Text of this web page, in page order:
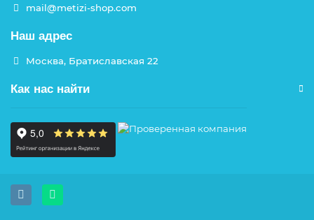
mail@metizi-shop.com
Наш адрес
Москва, Братиславская 22
Как нас найти